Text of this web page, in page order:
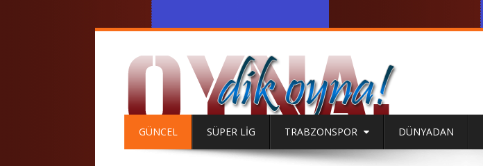
GÜNCEL SÜPER LİG TRABZONSPOR DÜNYADAN